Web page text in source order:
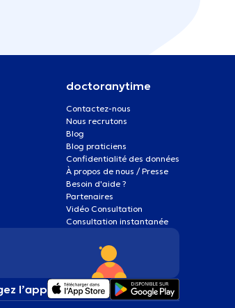
doctoranytime
Contactez-nous
Nous recrutons
Blog
Blog praticiens
Confidentialité des données
À propos de nous / Presse
Besoin d'aide ?
Partenaires
Vidéo Consultation
Consultation instantanée
l’app